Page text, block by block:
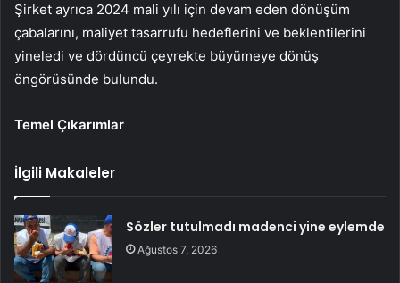
Şirket ayrıca 2024 mali yılı için devam eden dönüşüm
çabalarını, maliyet tasarrufu hedeflerini ve beklentilerini
yineledi ve dördüncü çeyrekte büyümeye dönüş
öngörüsünde bulundu.
Temel Çıkarımlar
İlgili Makaleler
Sözler tutulmadı madenci yine eylemde
Ağustos 7, 2026